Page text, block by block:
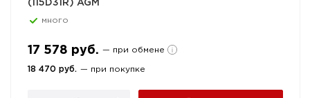
(115D31R) AGM
много
17 578 руб. — при обмене
18 470 руб. — при покупке